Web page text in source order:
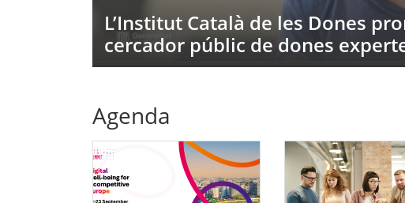
L’Institut Català de les Dones
cercador públic de dones
Agenda